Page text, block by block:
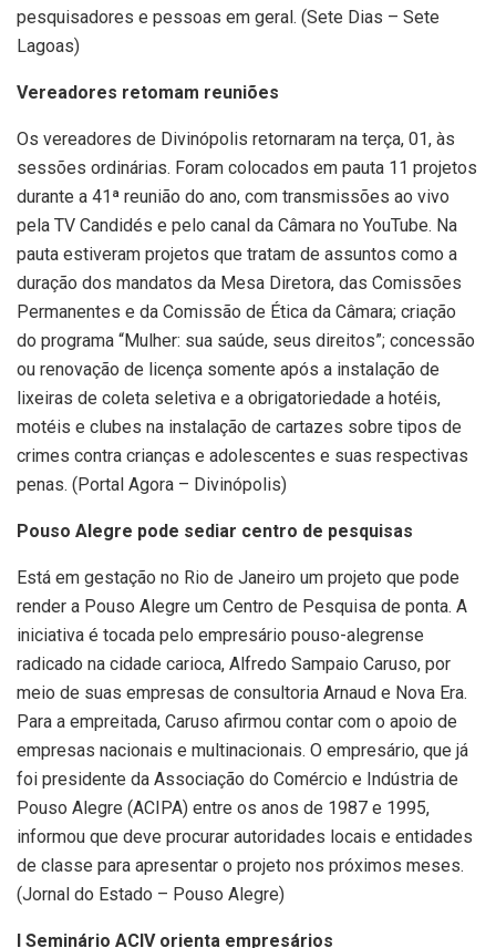
pesquisadores e pessoas em geral. (Sete Dias – Sete
Lagoas)
Vereadores retomam reuniões
Os vereadores de Divinópolis retornaram na terça, 01, às
sessões ordinárias. Foram colocados em pauta 11 projetos
durante a 41ª reunião do ano, com transmissões ao vivo
pela TV Candidés e pelo canal da Câmara no YouTube. Na
pauta estiveram projetos que tratam de assuntos como a
duração dos mandatos da Mesa Diretora, das Comissões
Permanentes e da Comissão de Ética da Câmara; criação
do programa “Mulher: sua saúde, seus direitos”; concessão
ou renovação de licença somente após a instalação de
lixeiras de coleta seletiva e a obrigatoriedade a hotéis,
motéis e clubes na instalação de cartazes sobre tipos de
crimes contra crianças e adolescentes e suas respectivas
penas. (Portal Agora – Divinópolis)
Pouso Alegre pode sediar centro de pesquisas
Está em gestação no Rio de Janeiro um projeto que pode
render a Pouso Alegre um Centro de Pesquisa de ponta. A
iniciativa é tocada pelo empresário pouso-alegrense
radicado na cidade carioca, Alfredo Sampaio Caruso, por
meio de suas empresas de consultoria Arnaud e Nova Era.
Para a empreitada, Caruso afirmou contar com o apoio de
empresas nacionais e multinacionais. O empresário, que já
foi presidente da Associação do Comércio e Indústria de
Pouso Alegre (ACIPA) entre os anos de 1987 e 1995,
informou que deve procurar autoridades locais e entidades
de classe para apresentar o projeto nos próximos meses.
(Jornal do Estado – Pouso Alegre)
I Seminário ACIV orienta empresários